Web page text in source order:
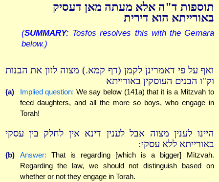
תוספות ד"ה אלא מעתה מאן דעסיק
באורייתא הוא דירית
(SUMMARY: Tosfos resolves this with the Gemara
below.)
ואף על פי דאמרינן לקמן (דף קמא.) מצוה לזון את הבנות
וק''ו הבנים העוסקין באורייתא
(a) Implied question: We say below (141a) that it is a Mitzvah to
feed daughters, and all the more so boys, who engage in
Torah!
היינו לענין מצוה אבל לענין דינא אין לחלק בין עסקי
באורייתא ללא עסקי:
(b) Answer: That is regarding [which is a bigger] Mitzvah.
Regarding the law, we should not distinguish based on
whether or not they engage in Torah.